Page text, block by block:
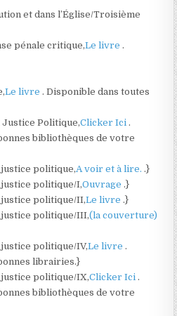
et dans l’Église/Troisième
pénale critique,Le livre.
Le livre. Disponible dans toutes
Justice Politique,Clicker Ici.
bibliothèques de votre
justice politique,A voir et à lire..}
justice politique/I,Ouvrage.}
justice politique/II,Le livre.}
justice politique/III,(la couverture)
justice politique/IV,Le livre.
librairies.}
justice politique/IX,Clicker Ici.
bibliothèques de votre